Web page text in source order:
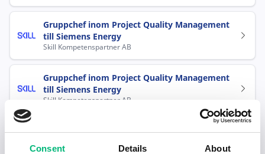
Consent Details About
Gruppchef inom Project Quality Management
till Siemens Energy
Skill Kompetenspartner AB
Gruppchef inom Project Quality Management
till Siemens Energy
Skill Kompetenspartner AB
Food & Beverage Manager
ISS FACILITY SERVICES AB